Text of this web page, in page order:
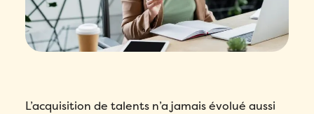
L’acquisition de talents n’a jamais évolué aussi